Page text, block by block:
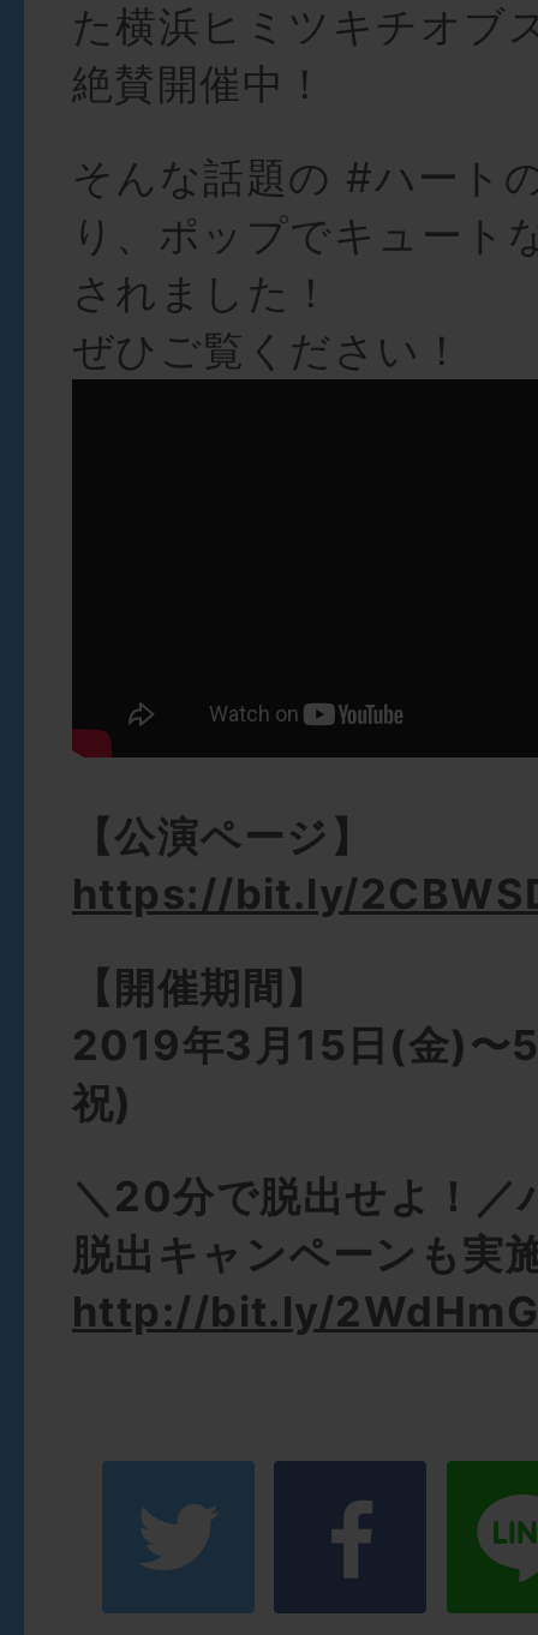
た横浜ヒミツキチオブ
絶賛開催中！
そんな話題の #ハート
り、ポップでキュート
されました！
ぜひご覧ください！
【公演ページ】
https://bit.ly/
【開催期間】
2019年3月15日(金)〜
祝)
＼20分で脱出せよ！／
脱出キャンペーンも実
http://bit.ly/